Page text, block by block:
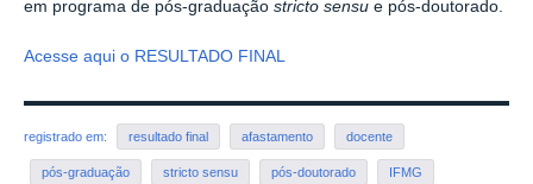
em programa de pós-graduação stricto sensu e pós-doutorado.
Acesse aqui o RESULTADO FINAL
registrado em: resultado final afastamento docente
pós-graduação stricto sensu pós-doutorado IFMG